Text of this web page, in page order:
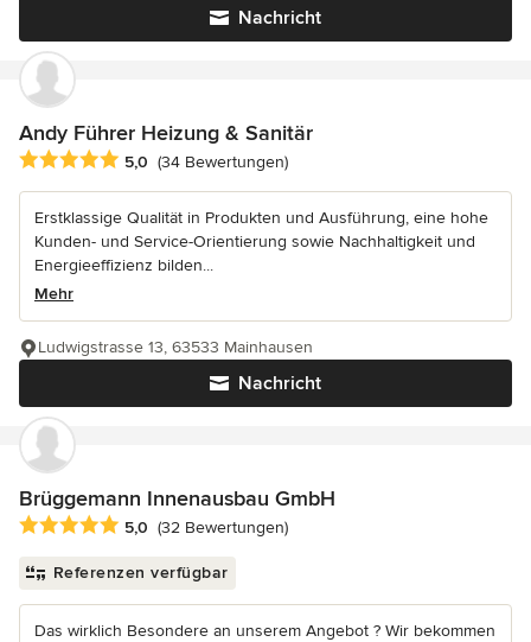
Nachricht
Andy Führer Heizung & Sanitär
Durchschnittliche Bewertung: 5 von 5 Sternen
5,0 (34 Bewertungen)
Erstklassige Qualität in Produkten und Ausführung, eine hohe
Kunden- und Service-Orientierung sowie Nachhaltigkeit und
Energieeffizienz bilden...
Mehr
Nachricht
Ludwigstrasse 13, 63533 Mainhausen
Brüggemann Innenausbau GmbH
Durchschnittliche Bewertung: 5 von 5 Sternen
5,0 (32 Bewertungen)
Referenzen verfügbar
Das wirklich Besondere an unserem Angebot ? Wir bekommen